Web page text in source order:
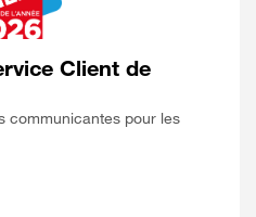
Client de
communicantes pour les